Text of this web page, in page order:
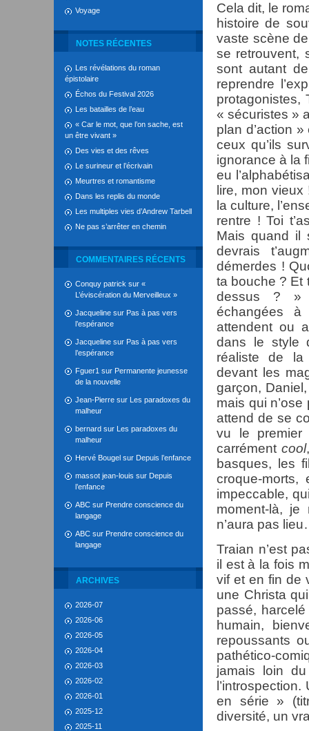
Voyage
NOTES RÉCENTES
Les révélations du roman
épistolaire
Échos du Festival 2026
Les batailles de l’eau
« Car le mot, que l’on sache, est
un être vivant »
Des vies et des rêves
Le surineur et l’écrivain
Meurtres et romantisme
Dans les replis du monde
Les multiples vies d’Andrew Tarbell
Ne pas s’arrêter en chemin
COMMENTAIRES RÉCENTS
Conquy patrick sur «
L’éviscération du Merveilleux »
Jacqueline sur Pas à pas vers
l’espérance
Jacqueline sur Pas à pas vers
l’espérance
Fguer1 sur Permanente jeunesse
de la nouvelle
Jean-Pierre sur Les paradoxes du
malheur
bernard sur Les paradoxes du
malheur
Hervé Bougel sur Depuis l’enfance
massot jean-louis sur Depuis
l’enfance
ABC sur Prendre conscience du
langage
ABC sur Prendre conscience du
langage
ARCHIVES
2026-07
2026-06
2026-05
2026-04
2026-03
2026-02
2026-01
2025-12
2025-11
Cela dit, le
histoire de
vaste scène
se retrouvent,
sont autant
reprendre
protagonistes,
« sécuristes »
plan d’action
ceux qu’ils
ignorance à la
eu
lire, mon
la culture,
rentre ! Toi
Mais quand il
devrais
démerdes !
ta bouche ? Et
dessus ? »
échangées
attendent ou
dans le style
réaliste de la
devant les
garçon,
mais qui
attend de se
vu le premier
carrément cool
basques, les
croque-
impeccable,
moment-là, je
n’aura pas
Traian n’est
il est à la fois
vif et en fin de
une Christa
passé,
humain,
repoussants
pathético-
jamais loin
en série »
diversité, un